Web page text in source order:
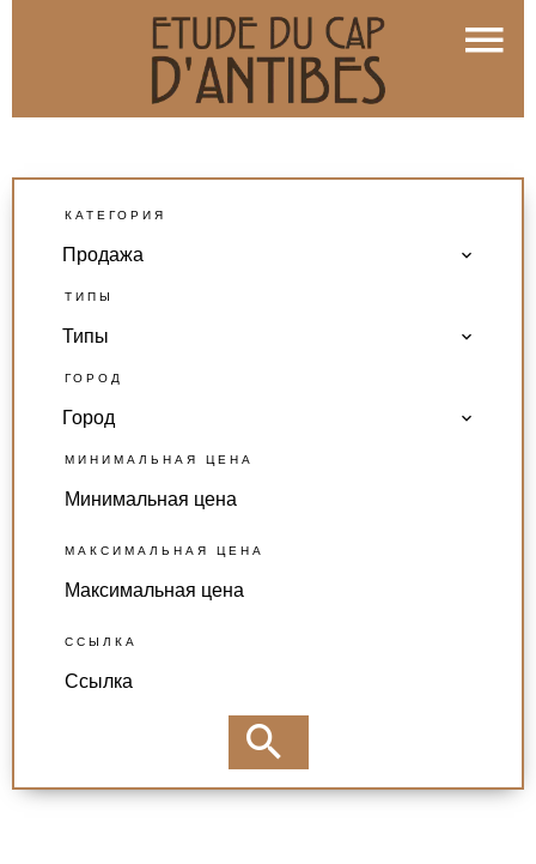
КАТЕГОРИЯ
Продажа
ТИПЫ
Типы
ГОРОД
Город
МИНИМАЛЬНАЯ ЦЕНА
МАКСИМАЛЬНАЯ ЦЕНА
ССЫЛКА